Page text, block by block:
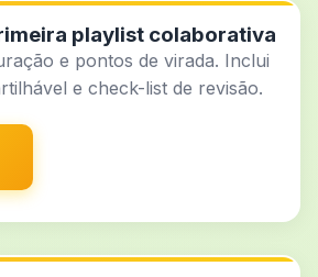
playlist colaborativa
e pontos de virada. Inclui
e check-list de revisão.